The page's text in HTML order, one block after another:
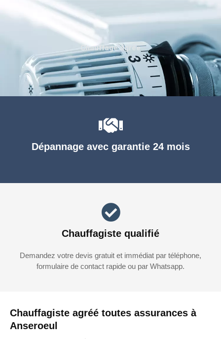
Chauffagiste agréé toutes assurances à
Anseroeul
Dépannage avec garantie 24 mois
Chauffagiste qualifié
Demandez votre devis gratuit et immédiat par téléphone,
formulaire de contact rapide ou par Whatsapp.
Chauffage agréé